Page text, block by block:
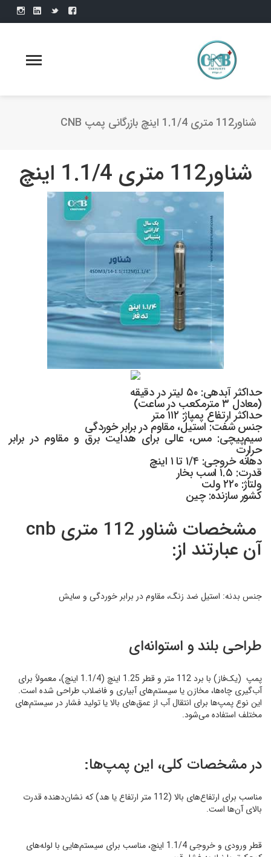
شناور112 متری 1.1/4 اینچ بازرگانی پمپ CNB
شناور112 متری 1.1/4 اینچ
حداکثر آبدهی: ۵۰ لیتر در دقیقه
(معادل ۳ مترمکعب در ساعت)
حداکثر ارتفاع پمپاژ: ۱۱۲ متر
جنس شفت: استیل، مقاوم در برابر خوردگی
سیم‌پیچی: مس، عالی برای هدایت برق و مقاوم در برابر
حرارت
دهانه خروجی: ۱/۴ تا ۱ اینچ
قدرت: ۱.۵ اسب بخار
ولتاژ: ۲۲۰ ولت
کشور سازنده: چین
مشخصات شناور 112 متری cnb
آن عبارتند از:
جنس بدنه: استیل ضد زنگ، مقاوم در برابر خوردگی و سایش
طراحی بلند و استوانه‌ای
پمپ (یک‌فاز) با برد 112 متر و قطر 1.25 اینچ (1.1/4 اینچ)، معمولاً برای
آب‌گیری چاه‌ها، مخازن یا سیستم‌های آبیاری و فاضلاب طراحی شده است.
این نوع پمپ‌ها برای انتقال آب از عمق‌های بالا یا تولید فشار در سیستم‌های
مختلف استفاده می‌شود.
در مشخصات کلی، این پمپ‌ها:
مناسب برای ارتفاع‌های بالا (112 متر ارتفاع یا هد) که نشان‌دهنده قدرت
بالای آن‌ها است.
قطر ورودی و خروجی 1.1/4 اینچ، مناسب برای سیستم‌هایی با لوله‌های